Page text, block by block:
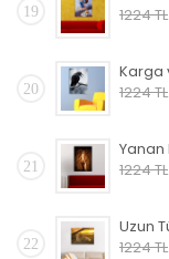
19
1224 TL
20
1224 TL
21
1224 TL
22
1224 TL